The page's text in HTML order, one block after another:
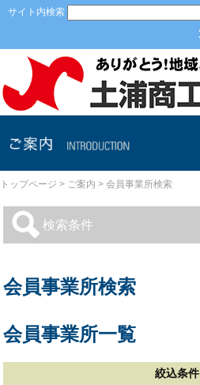
本文へ
サイト内検索
ご案内
トップページ > ご案内 > 会員事業所検索
検索条件
会員事業所検索
会員事業所一覧
絞込条件